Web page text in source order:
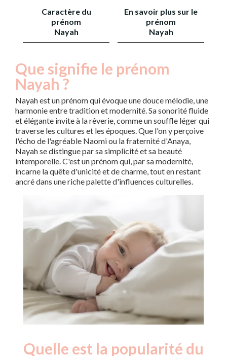
Caractère du
prénom
Nayah
En savoir plus sur le
prénom
Nayah
Que signifie le prénom
Nayah ?
Nayah est un prénom qui évoque une douce mélodie, une
harmonie entre tradition et modernité. Sa sonorité fluide
et élégante invite à la rêverie, comme un souffle léger qui
traverse les cultures et les époques. Que l'on y perçoive
l'écho de l'agréable Naomi ou la fraternité d'Anaya,
Nayah se distingue par sa simplicité et sa beauté
intemporelle. C'est un prénom qui, par sa modernité,
incarne la quête d'unicité et de charme, tout en restant
ancré dans une riche palette d'influences culturelles.
Quelle est la popularité du
Année
Nouveaux-